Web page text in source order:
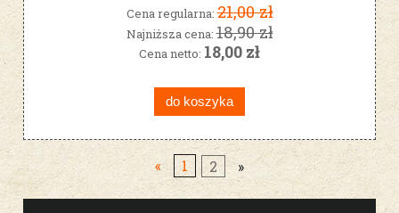
Cena regularna:21,00 zł
Najniższa cena:18,90 zł
Cena netto: 18,00 zł
do koszyka
« 1 2 »